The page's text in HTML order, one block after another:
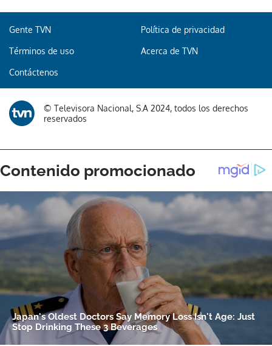
Gente TVN Política de privacidad
Términos de uso Acerca de TVN
Contáctenos
© Televisora Nacional, S.A 2024, todos los derechos
reservados